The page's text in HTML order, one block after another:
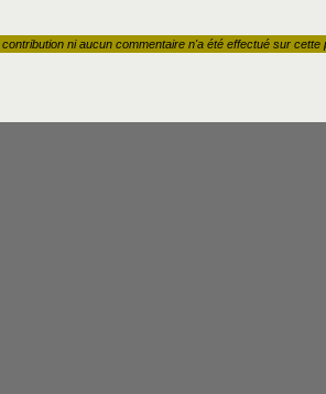
ni aucun commentaire n'a été effectué sur cette